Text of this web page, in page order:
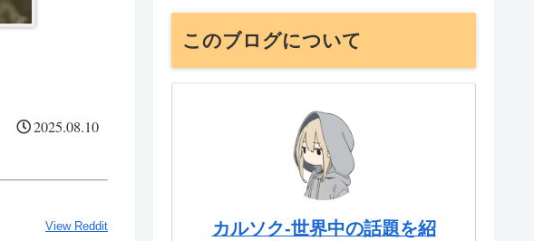
2025.08.10
View Reddit
このブログについて
カルソク-世界中の話題を紹